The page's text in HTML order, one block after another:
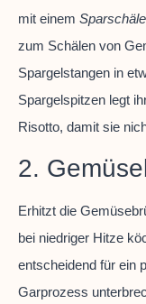
mit einem
zum Schälen von
Spargelstangen in
Spargelspitzen legt
Risotto, damit sie
2.
Erhitzt die
bei niedriger Hitze
entscheidend für ein
Garprozess